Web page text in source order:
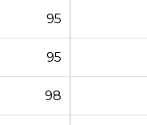
95
95
98